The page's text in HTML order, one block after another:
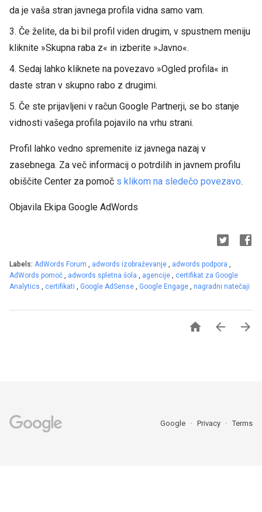
da je vaša stran javnega profila vidna samo vam.
3. Če želite, da bi bil profil viden drugim, v spustnem meniju
kliknite »Skupna raba z« in izberite »Javno«.
4. Sedaj lahko kliknete na povezavo »Ogled profila« in
daste stran v skupno rabo z drugimi.
5. Če ste prijavljeni v račun Google Partnerji, se bo stanje
vidnosti vašega profila pojavilo na vrhu strani.
Profil lahko vedno spremenite iz javnega nazaj v
zasebnega. Za več informacij o potrdilih in javnem profilu
obiščite Center za pomoč s klikom na sledečo povezavo.
Objavila Ekipa Google AdWords
Labels: AdWords Forum , adwords izobraževanje , adwords podpora ,
AdWords pomoč , adwords spletna šola , agencije , certifikat za Google
Analytics , certifikati , Google AdSense , Google Engage , nagradni natečaji
  
Google Privacy Terms